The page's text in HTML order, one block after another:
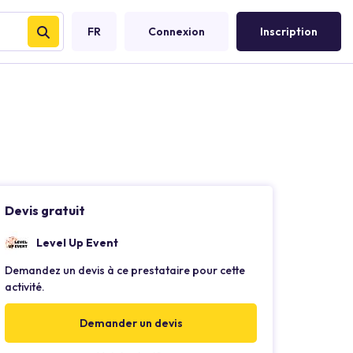
FR Connexion Inscription
Devis gratuit
Level Up Event
Demandez un devis à ce prestataire pour cette
activité.
Demander un devis